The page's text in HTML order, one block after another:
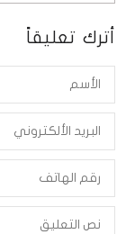
أترك تعليقاً